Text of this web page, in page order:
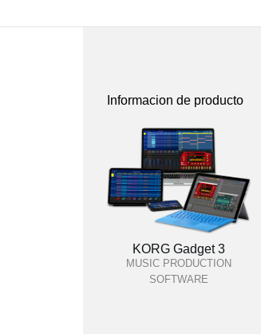
Informacion de producto
KORG Gadget 3
MUSIC PRODUCTION
SOFTWARE